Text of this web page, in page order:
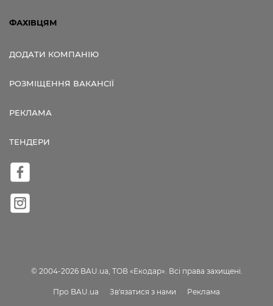
ФАХІВЦЯМ
ДОДАТИ КОМПАНІЮ
РОЗМІЩЕННЯ ВАКАНСІЇ
РЕКЛАМА
ТЕНДЕРИ
© 2004-2026 BAU.ua, ТОВ «Екодар». Всі права захищені.
Про BAU.ua Зв'язатися з нами Реклама